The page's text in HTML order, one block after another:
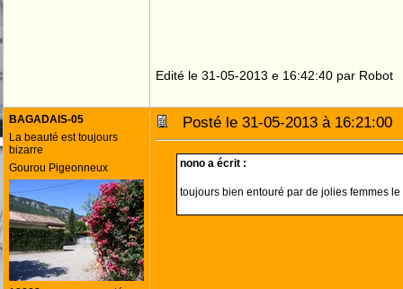
Edité le 31-05-2013 e 16:42:40 par Robot
BAGADAIS-05
La beauté est toujours
bizarre
Gourou Pigeonneux
Posté le 31-05-2013 à
nono a écrit :
toujours bien entouré par de jolies femmes